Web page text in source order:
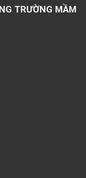
TRƯỜNG MẦM